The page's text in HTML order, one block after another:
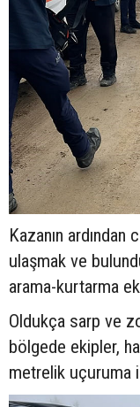
Kazanın
ulaşmak ve
arama-kurtarma
Oldukça sarp ve
bölgede ekipler,
metrelik uçuruma